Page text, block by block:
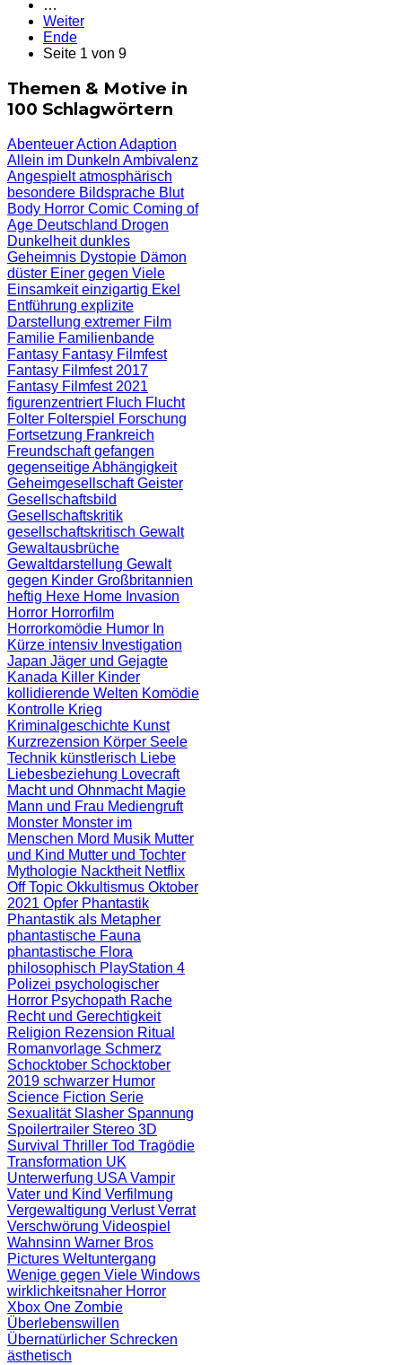
…
Weiter
Ende
Seite 1 von 9
Themen & Motive in
100 Schlagwörtern
AbenteuerAction Adaption
Allein im Dunkeln Ambivalenz
Angespieltatmosphärisch
besondere Bildsprache Blut
Body Horror Comic Coming of
Age Deutschland Drogen
Dunkelheitdunkles
Geheimnis Dystopie Dämon
düster Einer gegen Viele
Einsamkeiteinzigartig Ekel
Entführung explizite
Darstellung extremer Film
Familie Familienbande
Fantasy Fantasy Filmfest
Fantasy Filmfest 2017
Fantasy Filmfest 2021
figurenzentriert Fluch Flucht
Folter Folterspiel Forschung
Fortsetzung Frankreich
Freundschaftgefangen
gegenseitige Abhängigkeit
GeheimgesellschaftGeister
Gesellschaftsbild
Gesellschaftskritik
gesellschaftskritisch Gewalt
Gewaltausbrüche
Gewaltdarstellung Gewalt
gegen Kinder Großbritannien
heftig Hexe Home Invasion
Horror Horrorfilm
Horrorkomödie Humor In
Kürze intensiv Investigation
Japan Jäger und Gejagte
Kanada Killer Kinder
kollidierende Welten Komödie
Kontrolle Krieg
Kriminalgeschichte Kunst
Kurzrezension Körper Seele
Technik künstlerisch Liebe
Liebesbeziehung Lovecraft
Macht und Ohnmacht Magie
Mann und Frau Mediengruft
Monster Monster im
Menschen Mord Musik Mutter
und Kind Mutter und Tochter
Mythologie Nacktheit Netflix
Off Topic Okkultismus Oktober
2021 Opfer Phantastik
Phantastik als Metapher
phantastische Fauna
phantastische Flora
philosophisch PlayStation 4
Polizei psychologischer
Horror Psychopath Rache
Recht und Gerechtigkeit
Religion Rezension Ritual
Romanvorlage Schmerz
Schocktober Schocktober
2019 schwarzer Humor
Science Fiction Serie
Sexualität Slasher Spannung
Spoilertrailer Stereo 3D
Survival Thriller Tod Tragödie
Transformation UK
Unterwerfung USAVampir
Vater und Kind Verfilmung
Vergewaltigung VerlustVerrat
Verschwörung Videospiel
Wahnsinn Warner Bros
Pictures Weltuntergang
Wenige gegen Viele Windows
wirklichkeitsnaher Horror
Xbox One Zombie
Überlebenswillen
Übernatürlicher Schrecken
ästhetisch